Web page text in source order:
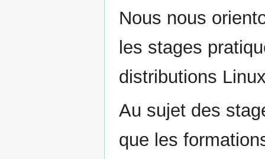
Nous nous
les stages
distributions
Au sujet des
que les